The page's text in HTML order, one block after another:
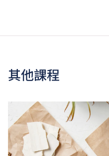
分，方可畢業。
繳付所需費用。
學費水平會每年檢討。
其他課程